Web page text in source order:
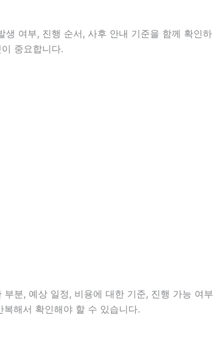
여부, 진행 순서, 사후 안내 기준을 함께 확인하
중요합니다.
분, 예상 일정, 비용에 대한 기준, 진행 가능 여부
해서 확인해야 할 수 있습니다.